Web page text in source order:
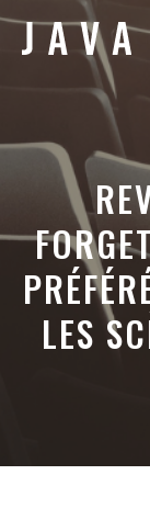
Aller
LES